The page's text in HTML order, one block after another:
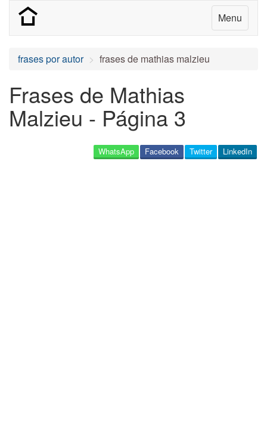
Menu
frases por autor frases de mathias malzieu
Frases de Mathias
Malzieu - Página 3
LinkedIn
Twitter
Facebook
WhatsApp